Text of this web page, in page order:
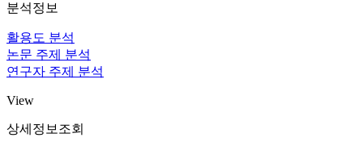
분석정보
활용도 분석
논문 주제 분석
연구자 주제 분석
View
상세정보조회